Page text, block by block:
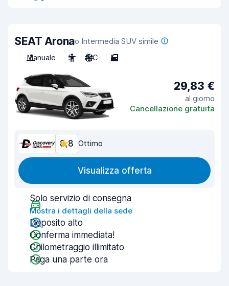
SEAT Aronao Intermedia SUV simile
Manuale
5 A/C 5
29,83 €
al giorno
Cancellazione gratuita
8,8 Ottimo
Visualizza offerta
Solo servizio di consegna
Mostra i dettagli della sede
Deposito alto
Conferma immediata!
Chilometraggio illimitato
Paga una parte ora